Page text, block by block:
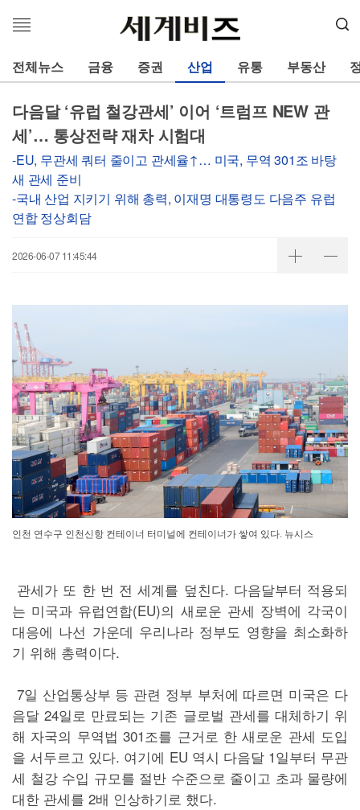
메
열
기
전체뉴스 금융 증권 산업 유통 부동산
다음달 ‘유럽 철강관세’ 이어 ‘트럼프 NEW 관
세’… 통상전략 재차 시험대
-EU, 무관세 쿼터 줄이고 관세율↑… 미국, 무역 301조 바탕
새 관세 준비
-국내 산업 지키기 위해 총력, 이재명 대통령도 다음주 유럽
연합 정상회담
2026-06-07 11:45:44
인천 연수구 인천신항 컨테이너 터미널에 컨테이너가 쌓여 있다. 뉴시스
관세가 또 한 번 전 세계를 덮친다. 다음달부터 적용되
는 미국과 유럽연합(EU)의 새로운 관세 장벽에 각국이
대응에 나선 가운데 우리나라 정부도 영향을 최소화하
기 위해 총력이다.
7일 산업통상부 등 관련 정부 부처에 따르면 미국은 다
음달 24일로 만료되는 기존 글로벌 관세를 대체하기 위
해 자국의 무역법 301조를 근거로 한 새로운 관세 도입
을 서두르고 있다. 여기에 EU 역시 다음달 1일부터 무관
세 철강 수입 규모를 절반 수준으로 줄이고 초과 물량에
대한 관세를 2배 인상하기로 했다.